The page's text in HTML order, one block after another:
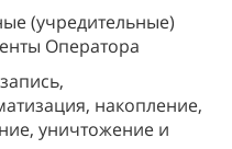
(учредительные)
Оператора
накопление,
уничтожение и